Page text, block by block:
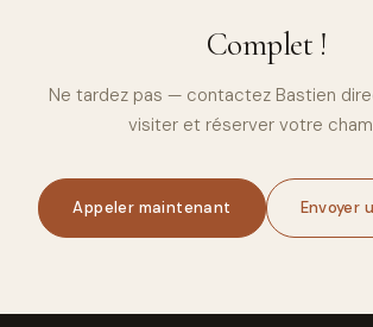
Complet !
Ne tardez pas — contactez Bastien
visiter et réserver votre
Appeler maintenant Envoyer